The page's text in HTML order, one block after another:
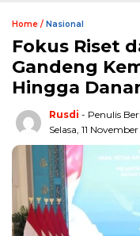
Home / Nasional
Fokus Riset
Gandeng
Hingga
Rusdi - Penulis
Selasa, 11